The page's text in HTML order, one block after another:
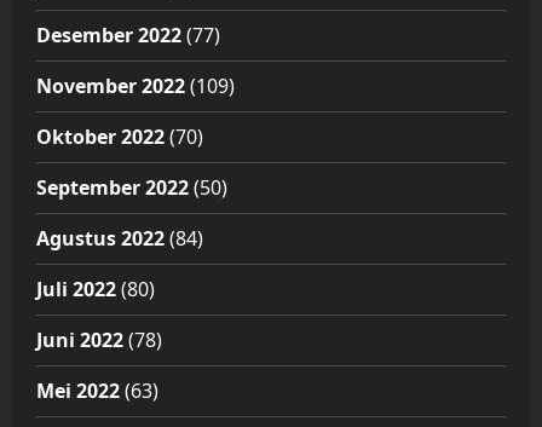
Desember 2022(77)
November 2022(109)
Oktober 2022(70)
September 2022(50)
Agustus 2022(84)
Juli 2022(80)
Juni 2022(78)
Mei 2022(63)